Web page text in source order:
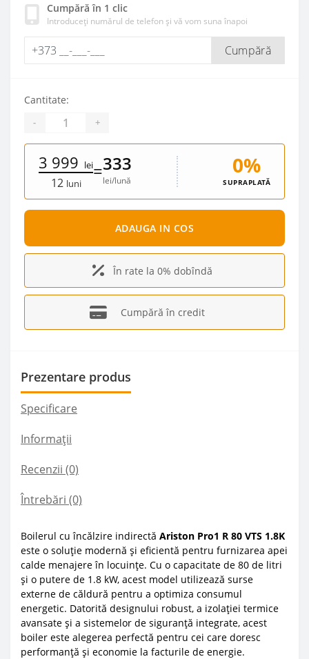
Cumpără în 1 clic
Introduceți numărul de telefon și vă vom suna înapoi
Cumpără
Cantitate:
- +
3 999 lei
12 luni
=333
lei/lună
0%
SUPRAPLATĂ
ADAUGA IN COS
În rate la 0% dobîndă
Cumpără în credit
Prezentare produs
Specificare
Informații
Recenzii (0)
Întrebări (0)
Boilerul cu încălzire indirectă Ariston Pro1 R 80 VTS 1.8K
este o soluție modernă și eficientă pentru furnizarea apei
calde menajere în locuințe. Cu o capacitate de 80 de litri
și o putere de 1.8 kW, acest model utilizează surse
externe de căldură pentru a optimiza consumul
energetic. Datorită designului robust, a izolației termice
avansate și a sistemelor de siguranță integrate, acest
boiler este alegerea perfectă pentru cei care doresc
performanță și economie la facturile de energie.